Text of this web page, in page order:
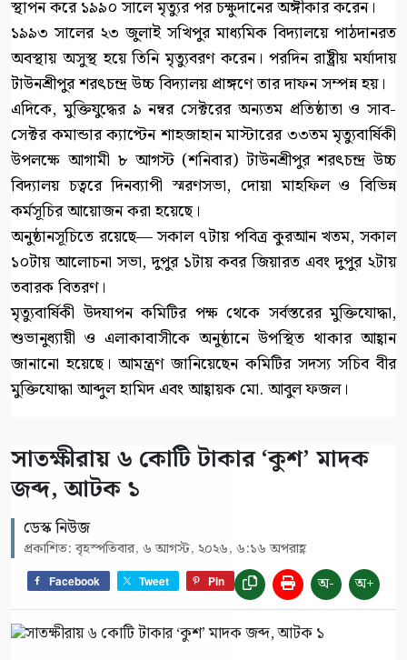
স্থাপন করে ১৯৯০ সালে মৃত্যুর পর চক্ষুদানের অঙ্গীকার করেন।
১৯৯৩ সালের ২৩ জুলাই সখিপুর মাধ্যমিক বিদ্যালয়ে পাঠদানরত
অবস্থায় অসুস্থ হয়ে তিনি মৃত্যুবরণ করেন। পরদিন রাষ্ট্রীয় মর্যাদায়
টাউনশ্রীপুর শরৎচন্দ্র উচ্চ বিদ্যালয় প্রাঙ্গণে তার দাফন সম্পন্ন হয়।
এদিকে, মুক্তিযুদ্ধের ৯ নম্বর সেক্টরের অন্যতম প্রতিষ্ঠাতা ও সাব-
সেক্টর কমান্ডার ক্যাপ্টেন শাহজাহান মাস্টারের ৩৩তম মৃত্যুবার্ষিকী
উপলক্ষে আগামী ৮ আগস্ট (শনিবার) টাউনশ্রীপুর শরৎচন্দ্র উচ্চ
বিদ্যালয় চত্বরে দিনব্যাপী স্মরণসভা, দোয়া মাহফিল ও বিভিন্ন
কর্মসূচির আয়োজন করা হয়েছে।
অনুষ্ঠানসূচিতে রয়েছে— সকাল ৭টায় পবিত্র কুরআন খতম, সকাল
১০টায় আলোচনা সভা, দুপুর ১টায় কবর জিয়ারত এবং দুপুর ২টায়
তবারক বিতরণ।
মৃত্যুবার্ষিকী উদযাপন কমিটির পক্ষ থেকে সর্বস্তরের মুক্তিযোদ্ধা,
শুভানুধ্যায়ী ও এলাকাবাসীকে অনুষ্ঠানে উপস্থিত থাকার আহ্বান
জানানো হয়েছে। আমন্ত্রণ জানিয়েছেন কমিটির সদস্য সচিব বীর
মুক্তিযোদ্ধা আব্দুল হামিদ এবং আহ্বায়ক মো. আবুল ফজল।
সাতক্ষীরায় ৬ কোটি টাকার ‘কুশ’ মাদক
জব্দ, আটক ১
ডেস্ক নিউজ
প্রকাশিত: বৃহস্পতিবার, ৬ আগস্ট, ২০২৬, ৬:১৬ অপরাহ্ণ
Facebook Tweet Pin অ- অ+